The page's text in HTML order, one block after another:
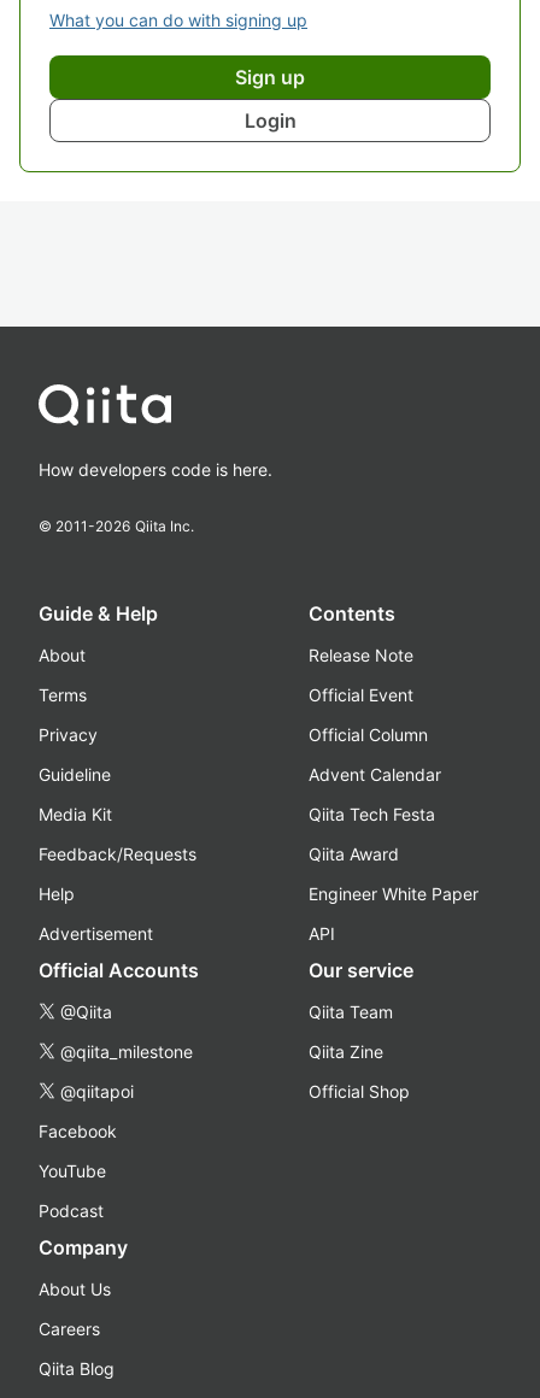
What you can do with signing up
Sign up
Login
How developers code is here.
© 2011-2026 Qiita Inc.
Guide & Help
About
Terms
Privacy
Guideline
Media Kit
Feedback/Requests
Help
Advertisement
Contents
Release Note
Official Event
Official Column
Advent Calendar
Qiita Tech Festa
Qiita Award
Engineer White Paper
API
Official Accounts
@Qiita
@qiita_milestone
@qiitapoi
Facebook
YouTube
Podcast
Our service
Qiita Team
Qiita Zine
Official Shop
Company
About Us
Careers
Qiita Blog